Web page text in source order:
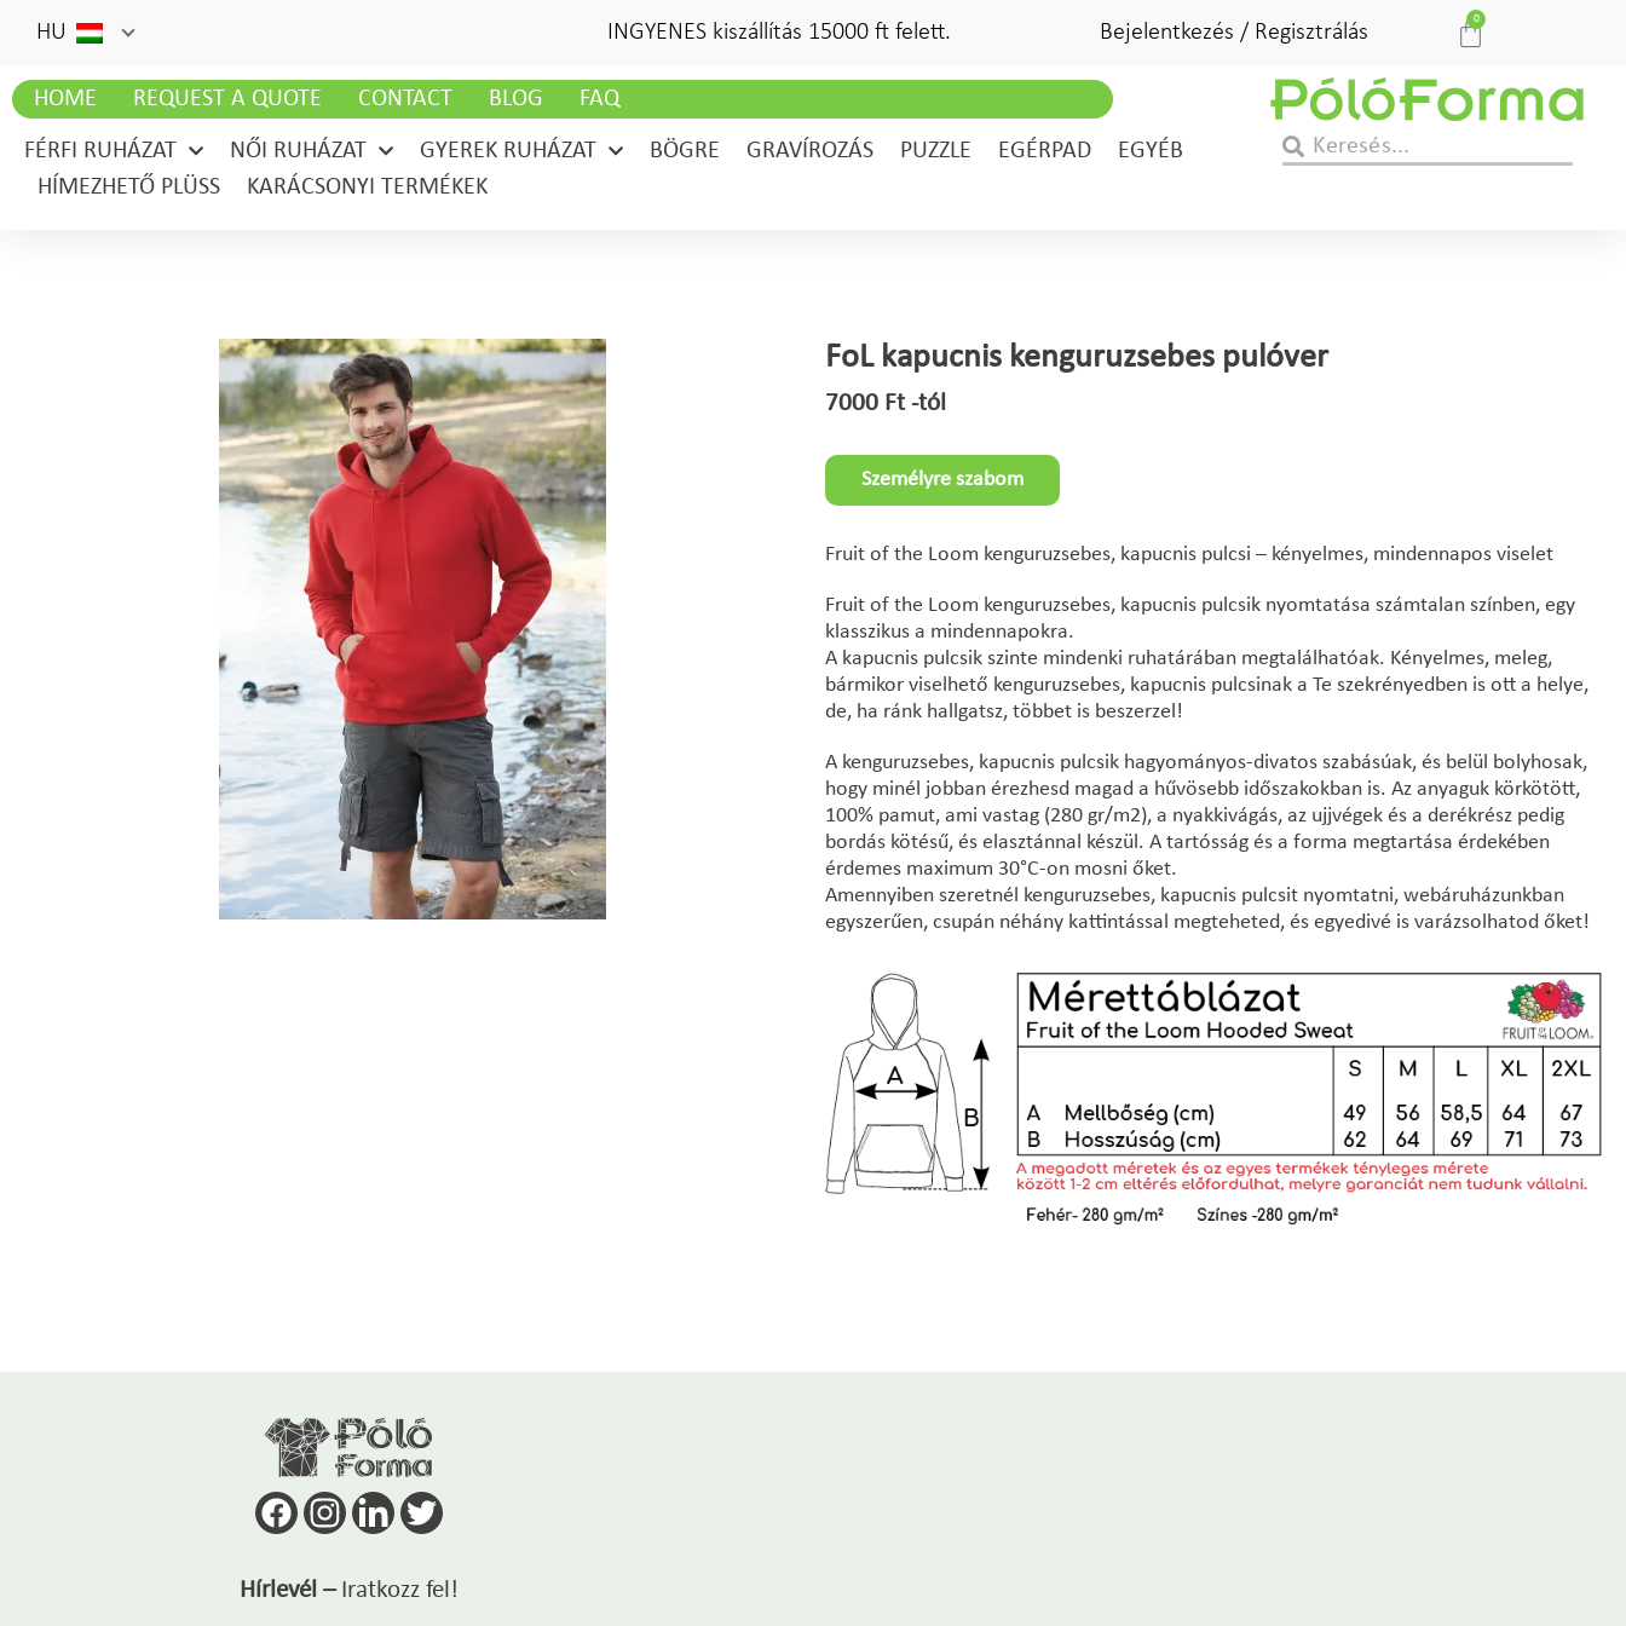
HU INGYENES kiszállítás 15000 ft felett. Bejelentkezés / Regisztrálás
0
HOME REQUEST A QUOTE CONTACT BLOG FAQ
FÉRFI RUHÁZAT NŐI RUHÁZAT GYEREK RUHÁZAT BÖGRE GRAVÍROZÁS PUZZLE EGÉRPAD
EGYÉB
HÍMEZHETŐ PLÜSS
KARÁCSONYI TERMÉKEK
FoL kapucnis kenguruzsebes pulóver
7000 Ft-tól
Személyre szabom
Fruit of the Loom kenguruzsebes, kapucnis pulcsi – kényelmes, mindennapos viselet
Fruit of the Loom kenguruzsebes, kapucnis pulcsik nyomtatása számtalan színben, egy
klasszikus a mindennapokra.
A kapucnis pulcsik szinte mindenki ruhatárában megtalálhatóak. Kényelmes, meleg,
bármikor viselhető kenguruzsebes, kapucnis pulcsinak a Te szekrényedben is ott a helye,
de, ha ránk hallgatsz, többet is beszerzel!
A kenguruzsebes, kapucnis pulcsik hagyományos-divatos szabásúak, és belül bolyhosak,
hogy minél jobban érezhesd magad a hűvösebb időszakokban is. Az anyaguk körkötött,
100% pamut, ami vastag (280 gr/m2), a nyakkivágás, az ujjvégek és a derékrész pedig
bordás kötésű, és elasztánnal készül. A tartósság és a forma megtartása érdekében
érdemes maximum 30°C-on mosni őket.
Amennyiben szeretnél kenguruzsebes, kapucnis pulcsit nyomtatni, webáruházunkban
egyszerűen, csupán néhány kattintással megteheted, és egyedivé is varázsolhatod őket!
Hírlevél –Iratkozz fel!